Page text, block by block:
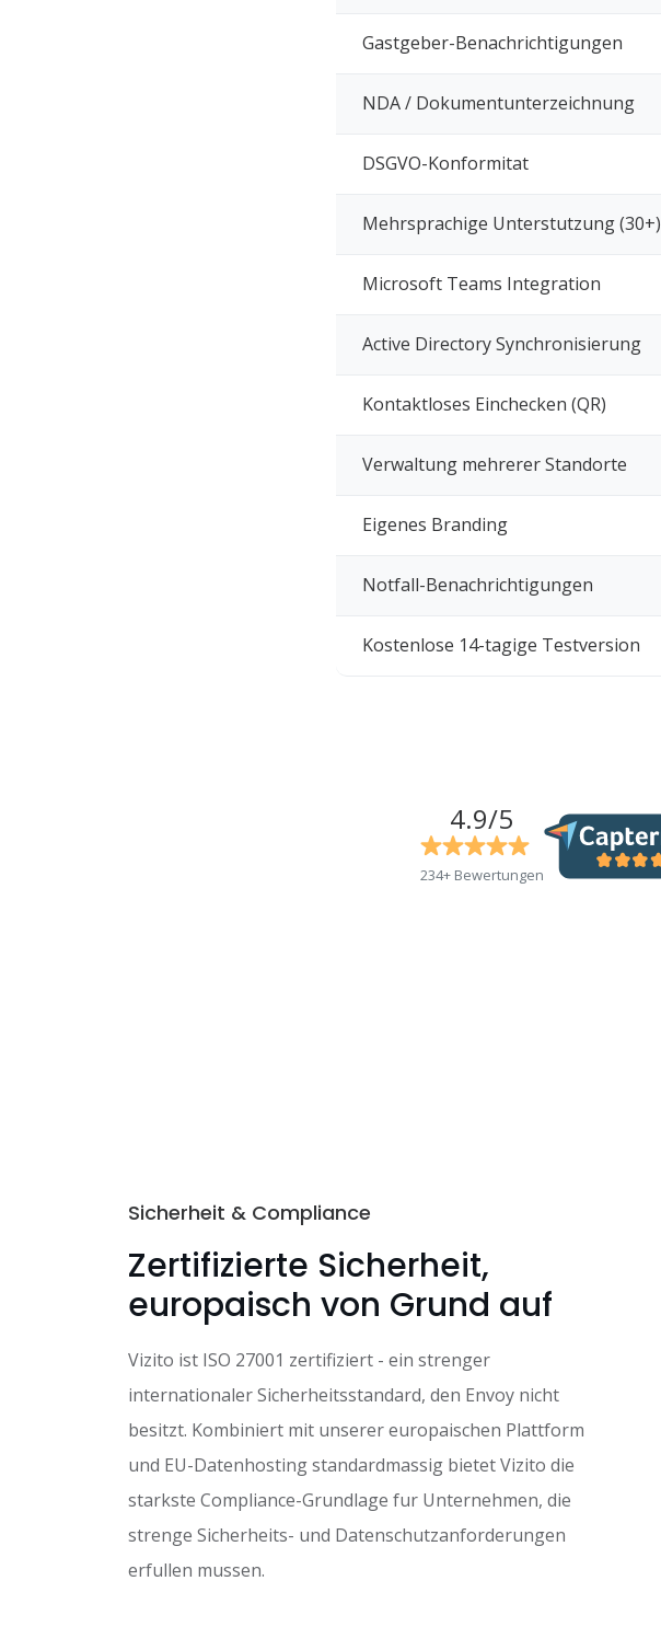
Gastgeber-Benachrichtigungen
NDA / Dokumentunterzeichnung
DSGVO-Konformitat
Mehrsprachige Unterstutzung (30+)
Microsoft Teams Integration
Active Directory Synchronisierung
Kontaktloses Einchecken (QR)
Verwaltung mehrerer Standorte
Eigenes Branding
Notfall-Benachrichtigungen
Kostenlose 14-tagige Testversion
4.9/5
234+ Bewertungen
Sicherheit & Compliance
Zertifizierte Sicherheit,
europaisch von Grund auf
Vizito ist ISO 27001 zertifiziert - ein strenger
internationaler Sicherheitsstandard, den Envoy nicht
besitzt. Kombiniert mit unserer europaischen Plattform
und EU-Datenhosting standardmassig bietet Vizito die
starkste Compliance-Grundlage fur Unternehmen, die
strenge Sicherheits- und Datenschutzanforderungen
erfullen mussen.